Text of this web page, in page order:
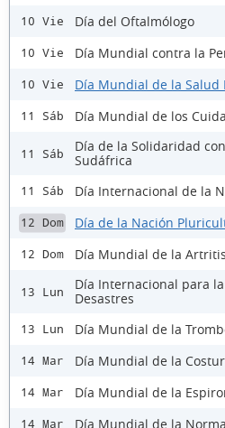
10 Vie Día del Oftalmólogo
10 Vie Día Mundial contra la
10 Vie Día Mundial de la Salud
11 Sáb Día Mundial de los
11 Sáb
Día de la Solidaridad
Sudáfrica
11 Sáb Día Internacional de la
12 Dom Día de la Nación
12 Dom Día Mundial de la
13 Lun
Día Internacional para
Desastres
13 Lun Día Mundial de la
14 Mar Día Mundial de la
14 Mar Día Mundial de la
14 Mar Día Mundial de la